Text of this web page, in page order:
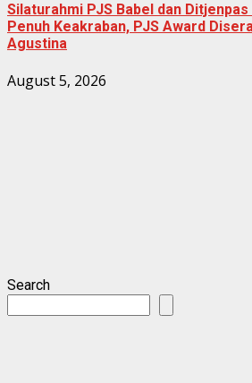
Silaturahmi PJS Babel dan
Penuh Keakraban, PJS Award
Agustina
August 5, 2026
Search